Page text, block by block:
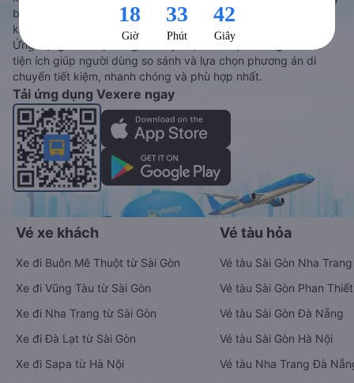
bay và hãng tàu cùng dịch vụ thuê xe máy, xe du lịch phủ
khắp các tỉnh thành tại Việt Nam.
Ứng dụng hiển thị thông tin đầy đủ, minh bạch cùng vô vàn
tiện ích giúp người dùng so sánh và lựa chọn phương án di
chuyển tiết kiệm, nhanh chóng và phù hợp nhất.
Tải ứng dụng Vexere ngay
Vé xe khách
Xe đi Buôn Mê Thuột từ Sài Gòn
Xe đi Vũng Tàu từ Sài Gòn
Xe đi Nha Trang từ Sài Gòn
Xe đi Đà Lạt từ Sài Gòn
Xe đi Sapa từ Hà Nội
Vé tàu hỏa
Vé tàu Sài Gòn Nha Trang
Vé tàu Sài Gòn Phan Thiết
Vé tàu Sài Gòn Đà Nẵng
Vé tàu Sài Gòn Hà Nội
Vé tàu Nha Trang Đà